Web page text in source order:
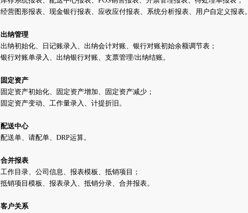
经营图形报表、现金银行报表、应收应付报表、系统分析报表、用户自定义报表。
出纳管理
出纳初始化、日记账录入、出纳会计对账、银行对账初始余额调节表；
银行对账单录入、出纳银行对账、支票管理/出纳结账。
固定资产
固定资产初始化、固定资产增加、固定资产减少；
固定资产变动、工作量录入、计提折旧。
配送中心
配送单、请配单、 DRP运算。
合并报表
工作目录、公司信息、报表模板、抵销项目；
抵销项目模板、报表录入、抵销分录、合并报表。
客户关系